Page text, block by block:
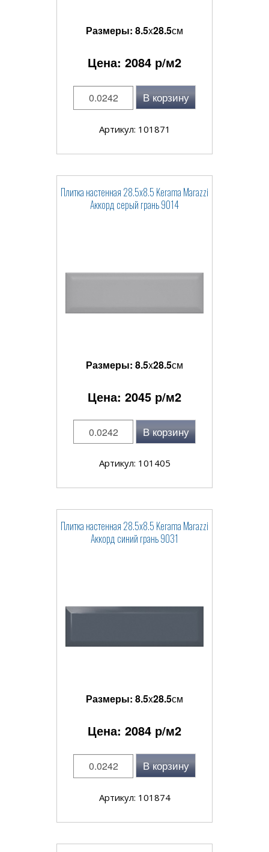
Размеры: 8.5x28.5см
Цена: 2084 р/м2
В корзину
Артикул: 101871
Плитка настенная 28.5x8.5 Kerama Marazzi
Аккорд серый грань 9014
Размеры: 8.5x28.5см
Цена: 2045 р/м2
В корзину
Артикул: 101405
Плитка настенная 28.5x8.5 Kerama Marazzi
Аккорд синий грань 9031
Размеры: 8.5x28.5см
Цена: 2084 р/м2
В корзину
Артикул: 101874